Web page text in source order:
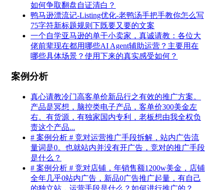
如何争取翻盘自证清白？
鸭马逊漂流记-Listing优化-老鸭汤手把手教你怎么写
75字符新标题规则下既要又要的文案
一个自学亚马逊的单干小卖家，真诚请教：各位大
佬前辈现在都用哪些AI Agent辅助运营？主要用在
哪些具体场景？使用下来的真实感受如何？
案例分析
真心请教冷门高客单价新品行之有效的推广方案。
产品是冥想，脑控类电子产品，客单价300美金左
右。有货源，有独家国内专利，老板想由我全权负
责这个产品...
# 案例分析 # 竞对运营推广手段拆解，站内广告流
量词是0。也就站内并没有开广告，竞对的推广手段
是什么？
# 案例分析 # 竞对店铺，年销售额1200w美金，店铺
全年几乎0站内广告，新品0广告推广起量，有自己
的独立站，运营手段是什么？如何进行推广的？